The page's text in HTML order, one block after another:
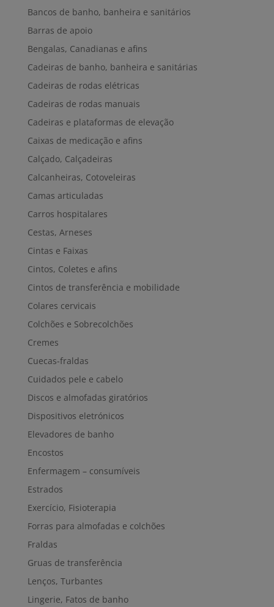
Bancos de banho, banheira e sanitários
Barras de apoio
Bengalas, Canadianas e afins
Cadeiras de banho, banheira e sanitárias
Cadeiras de rodas elétricas
Cadeiras de rodas manuais
Cadeiras e plataformas de elevação
Caixas de medicação e afins
Calçado, Calçadeiras
Calcanheiras, Cotoveleiras
Camas articuladas
Carros hospitalares
Cestas, Arneses
Cintas e Faixas
Cintos, Coletes e afins
Cintos de transferência e mobilidade
Colares cervicais
Colchões e Sobrecolchões
Cremes
Cuecas-fraldas
Cuidados pele e cabelo
Discos e almofadas giratórios
Dispositivos eletrónicos
Elevadores de banho
Encostos
Enfermagem – consumíveis
Estrados
Exercício, Fisioterapia
Forras para almofadas e colchões
Fraldas
Gruas de transferência
Lenços, Turbantes
Lingerie, Fatos de banho